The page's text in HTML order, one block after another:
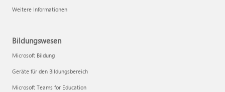
Weitere Informationen
Bildungswesen
Microsoft Bildung
Geräte für den Bildungsbereich
Microsoft Teams for Education